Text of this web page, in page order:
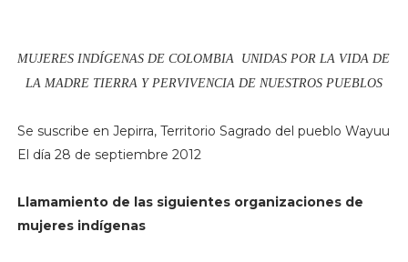
MUJERES INDÍGENAS DE COLOMBIA UNIDAS POR LA VIDA DE
LA MADRE TIERRA Y PERVIVENCIA DE NUESTROS PUEBLOS
Se suscribe en Jepirra, Territorio Sagrado del pueblo Wayuu
El día 28 de septiembre 2012
Llamamiento de las siguientes organizaciones de
mujeres indígenas